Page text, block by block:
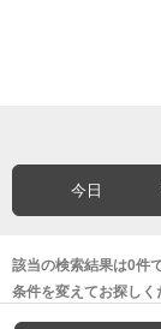
今日
該当の検索結果は0件
条件を変えてお探しく